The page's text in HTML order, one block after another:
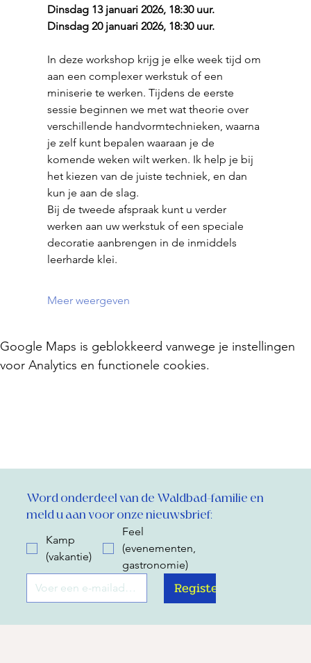
Dinsdag 13 januari 2026, 18:30 uur.
Dinsdag 20 januari 2026, 18:30 uur.
In deze workshop krijg je elke week tijd om
aan een complexer werkstuk of een
miniserie te werken. Tijdens de eerste
sessie beginnen we met wat theorie over
verschillende handvormtechnieken, waarna
je zelf kunt bepalen waaraan je de
komende weken wilt werken. Ik help je bij
het kiezen van de juiste techniek, en dan
kun je aan de slag.
Bij de tweede afspraak kunt u verder
werken aan uw werkstuk of een speciale
decoratie aanbrengen in de inmiddels
leerharde klei.
Meer weergeven
Google Maps is geblokkeerd vanwege je instellingen
voor Analytics en functionele cookies.
Word onderdeel van de Waldbad-familie en
meld u aan voor onze nieuwsbrief:
Kamp
(vakantie)
Feel
(evenementen,
gastronomie)
Register